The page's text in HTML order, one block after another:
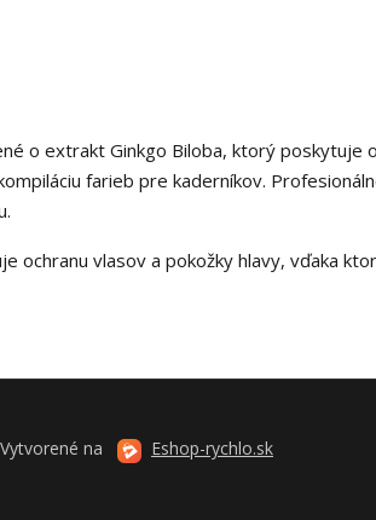
o extrakt Ginkgo Biloba, ktorý poskytuje
farieb pre kaderníkov.
ochranu vlasov a pokožky hlavy, vďaka
Vytvorené na Eshop-rychlo.sk